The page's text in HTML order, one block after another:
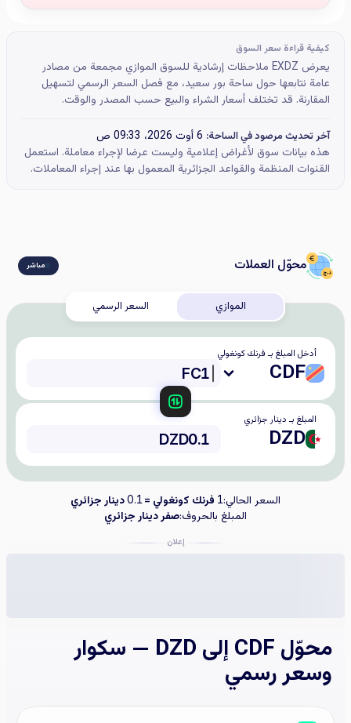
كيفية قراءة سعر السوق
يعرض EXDZ ملاحظات إرشادية للسوق الموازي مجمعة من مصادر
عامة نتابعها حول ساحة بور سعيد، مع فصل السعر الرسمي لتسهيل
المقارنة. قد تختلف أسعار الشراء والبيع حسب المصدر والوقت.
آخر تحديث مرصود في الساحة: 6 أوت 2026، 09:33 ص
هذه بيانات سوق لأغراض إعلامية وليست عرضا لإجراء معاملة. استعمل
القنوات المنظمة والقواعد الجزائرية المعمول بها عند إجراء المعاملات.
محوّل العملات مباشر
الموازي السعر الرسمي
أدخل المبلغ بـ فرنك كونغولي
CDF
المبلغ بـ دينار جزائري
DZD
السعر الحالي:1 فرنك كونغولي =0.1دينار جزائري
المبلغ بالحروف:صفر دينار جزائري
إعلان
محوّل CDF إلى DZD — سكوار
وسعر رسمي